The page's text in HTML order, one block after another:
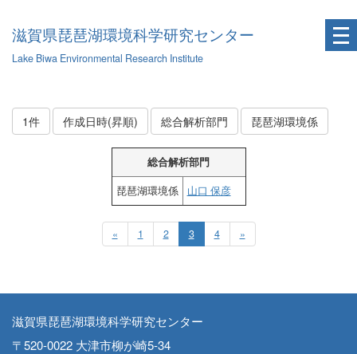
滋賀県琵琶湖環境科学研究センター
Lake Biwa Environmental Research Institute
1件 作成日時(昇順) 総合解析部門 琵琶湖環境係
総合解析部門
琵琶湖環境係
山口 保彦
« 1 2 3 4 »
滋賀県琵琶湖環境科学研究センター
〒520-0022 大津市柳が崎5-34